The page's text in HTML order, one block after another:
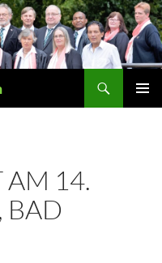
AM 14.
BAD